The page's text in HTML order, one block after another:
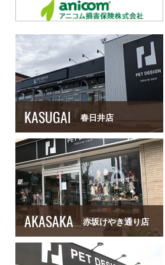
KASUGAI 春日井店
AKASAKA 赤坂けやき通り店